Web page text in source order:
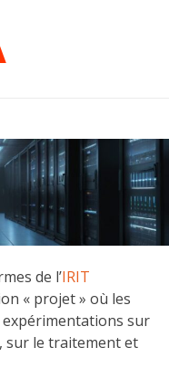
de l’IRIT
« projet » où les
sur
sur le traitement et